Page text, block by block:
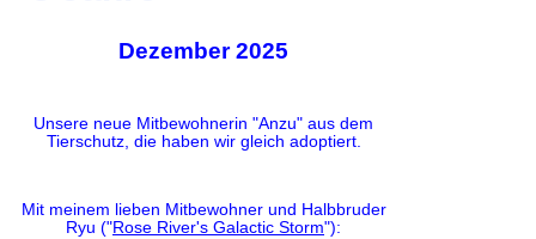
Dezember 2025
Unsere neue Mitbewohnerin "Anzu" aus dem
Tierschutz, die haben wir gleich adoptiert.
Mit meinem lieben Mitbewohner und Halbbruder
Ryu ("Rose River's Galactic Storm"):